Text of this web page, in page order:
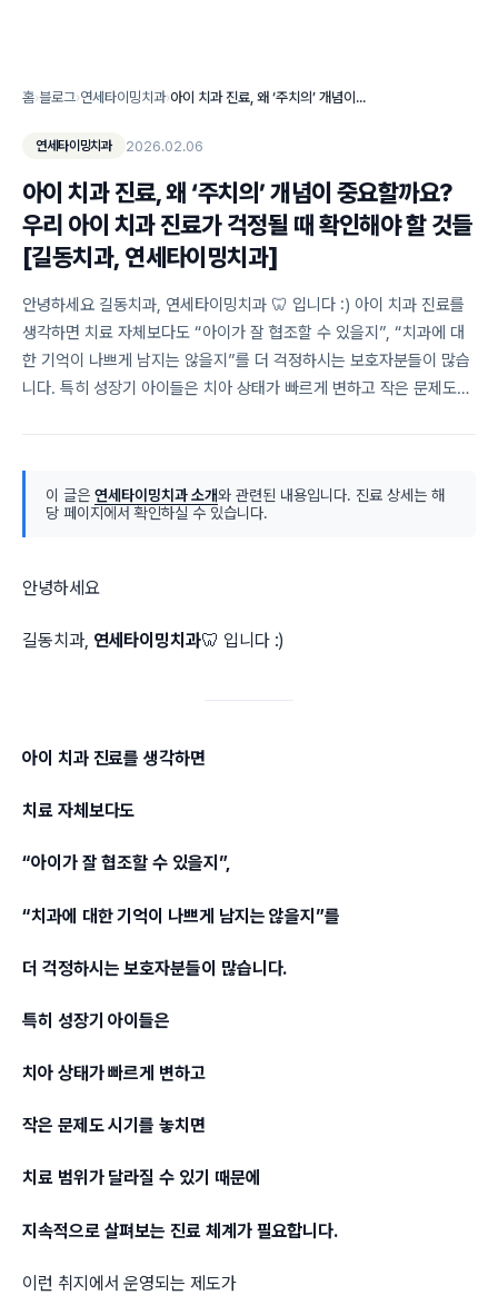
홈›블로그›연세타이밍치과› 아이 치과 진료, 왜 ‘주치의’ 개념이 중요할까요? 우리 아이 치과 진료가 걱정될 때 확인해야 할 것들 [길동치과, 연세타이밍치과]
연세타이밍치과 2026.02.06
아이 치과 진료, 왜 ‘주치의’ 개념이 중요할까요?
우리 아이 치과 진료가 걱정될 때 확인해야 할 것들
[길동치과, 연세타이밍치과]
안녕하세요 길동치과, 연세타이밍치과 🦷 입니다 :) 아이 치과 진료를
생각하면 치료 자체보다도 “아이가 잘 협조할 수 있을지”, “치과에 대
한 기억이 나쁘게 남지는 않을지”를 더 걱정하시는 보호자분들이 많습
니다. 특히 성장기 아이들은 치아 상태가 빠르게 변하고 작은 문제도…
이 글은 연세타이밍치과 소개와 관련된 내용입니다. 진료 상세는 해
당 페이지에서 확인하실 수 있습니다.
안녕하세요
길동치과, 연세타이밍치과🦷 입니다 :)
아이 치과 진료를 생각하면
치료 자체보다도
“아이가 잘 협조할 수 있을지”,
“치과에 대한 기억이 나쁘게 남지는 않을지”를
더 걱정하시는 보호자분들이 많습니다.
특히 성장기 아이들은
치아 상태가 빠르게 변하고
작은 문제도 시기를 놓치면
치료 범위가 달라질 수 있기 때문에
지속적으로 살펴보는 진료 체계가 필요합니다.
이런 취지에서 운영되는 제도가